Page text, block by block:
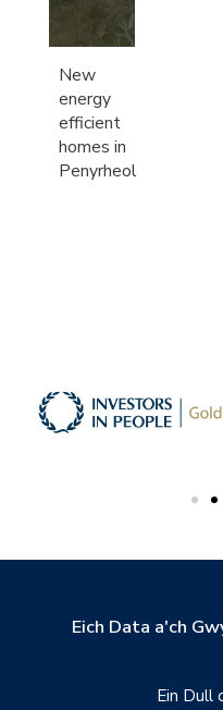
New
energy
efficient
homes in
Penyrheol
Eich Data a'ch
Ein Dull